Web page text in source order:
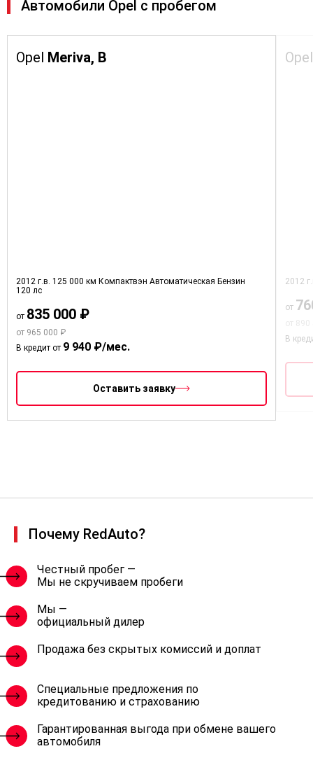
Автомобили Opel с пробегом
Opel Meriva, B
2012 г.в. 125 000 км Компактвэн Автоматическая Бензин
120 лс
от 835 000 ₽
от 965 000 ₽
В кредит от 9 940 ₽/мес.
Оставить заявку
2012
от
В
Почему RedAuto?
Честный пробег —
Мы не скручиваем пробеги
Мы —
официальный дилер
Продажа без скрытых комиссий и доплат
Специальные предложения по
кредитованию и страхованию
Гарантированная выгода при обмене вашего
автомобиля